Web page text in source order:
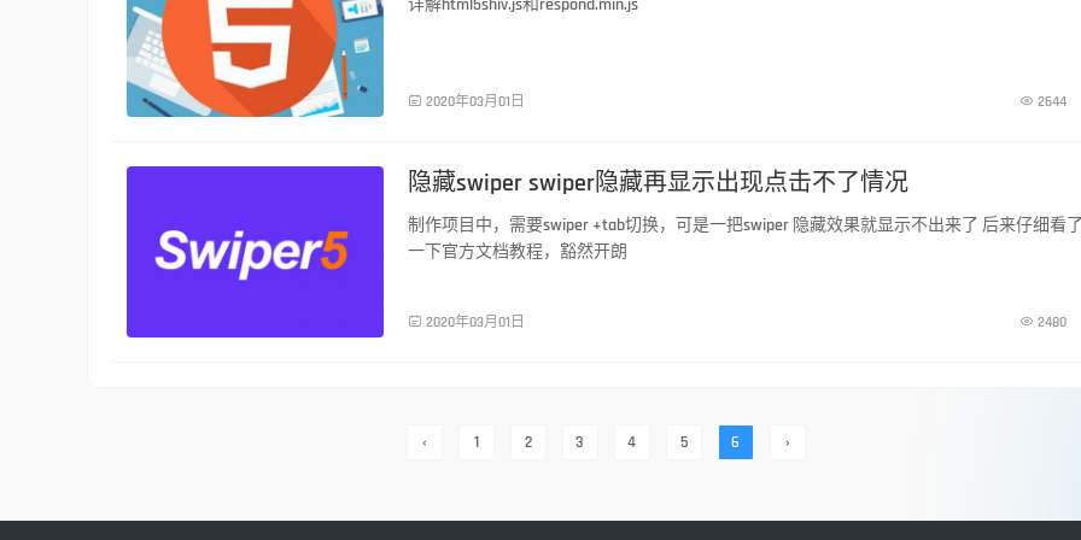
前端技术
详解html5shiv.js和respond.min.js
 2020年03月01日  2644
隐藏swiper swiper隐藏再显示出现点击不了情况
制作项目中，需要swiper +tab切换，可是一把swiper 隐藏效果就显示不出来了 后来仔细看
一下官方文档教程，豁然开朗
 2020年03月01日  2480
‹ 1 2 3 4 5 6 ›